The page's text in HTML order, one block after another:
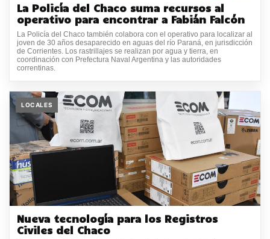
La Policía del Chaco suma recursos al
operativo para encontrar a Fabián Falcón
La Policía del Chaco también colabora con el operativo para localizar al
joven de 30 años desaparecido en aguas del río Paraná, en jurisdicción
de Corrientes. Los rastrillajes se realizan por agua y tierra, en
coordinación con Prefectura Naval Argentina y las autoridades
correntinas.
LOCALES
Nueva tecnología para los Registros
Civiles del Chaco